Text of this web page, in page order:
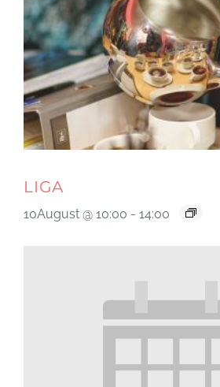
LIGA
10August @ 10:00 - 14:00